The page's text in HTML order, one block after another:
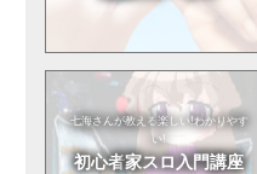
七海さんが教える楽しい!わかりやす
い!
初心者家スロ入門講座